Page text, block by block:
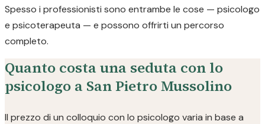
Spesso i professionisti sono entrambe le cose — psicologo
e psicoterapeuta — e possono offrirti un percorso
completo.
Quanto costa una seduta con lo
psicologo a San Pietro Mussolino
Il prezzo di un colloquio con lo psicologo varia in base a